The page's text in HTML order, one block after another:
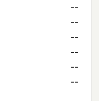
--
--
--
--
--
--